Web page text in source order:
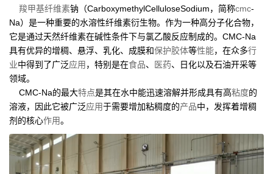
羧甲基纤维素钠（CarboxymethylCelluloseSodium，简称cmc-
Na）是一种重要的水溶性纤维素衍生物。作为一种高分子化合物，
它是通过天然纤维素在碱性条件下与氯乙酸反应制成的。CMC-Na
具有优异的增稠、悬浮、乳化、成膜和保护胶体等性能，在众多行
业中得到了广泛应用 ，特别是在食品、 医药、日化以及石油开采等
领域。
CMC-Na的最大特点是其在水中能迅速溶解并形成具有高粘度的
溶液，因此它被广泛应用于需要增加粘稠度的产品中，发挥着增稠
剂的核心作用。